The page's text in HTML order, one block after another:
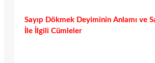
Sayıp Dökmek Deyiminin Anlamı ve
İle İlgili Cümleler